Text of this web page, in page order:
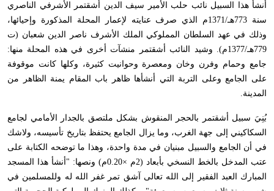
أنشأ هذا السبيل نائب حلب الأمير سيف الدين أشقتمر الأشرفي الناصري
سنة 773هـ/1371م الذي صرف عنايته لإعمار المحلة المذكورة وإحيائها،
وذلك في عهد السلطان المملوكي الملك الأشرف ناصر الدين شعبان (ت
779هـ/1377م). وشيد النائب أشقتمر منشآت أخرى في هذه المحلة منها:
جامع وحمام وفرن وخان ومعصرة وحوانيت كثيرة، وكلها كانت موقوفة
على الجامع وعلى التربة التي أنشأها ظاهر باب المقام يمنة الظاهر من
المدينة.
بُنِيَ سبيل أشقتمر بالحجر المنقوش بشكل ملتصق بالجدار الأمامي لجامع
السكاكيني إلى جهة الغرب، وما يزال الجامع يحتفظ بتاريخ تأسيسه، ولاشك
في أن الجامع والسبيل مبنيان في مدة واحدة، وهذا ما توضحه الكتابة على
عتب المدخل بالخط النسخي بأبعاد (2م ×0.20م) ونصها: "أنشأ هذا المسجد
المبارك العبد الفقير إلى الله تعالى آشق تمر غفر الله له وللمسلمين في